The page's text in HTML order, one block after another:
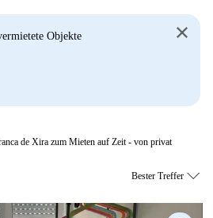
Objekte
de Xira zum Mieten auf Zeit - von privat